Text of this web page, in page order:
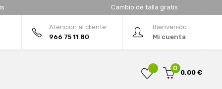
Cambio de talla gratis
Bienvenido
Mi cuenta
Atención al cliente:
966 75 11 80
0
0,00 €